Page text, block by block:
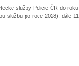
služby Policie ČR do
službu po roce 2028), dále